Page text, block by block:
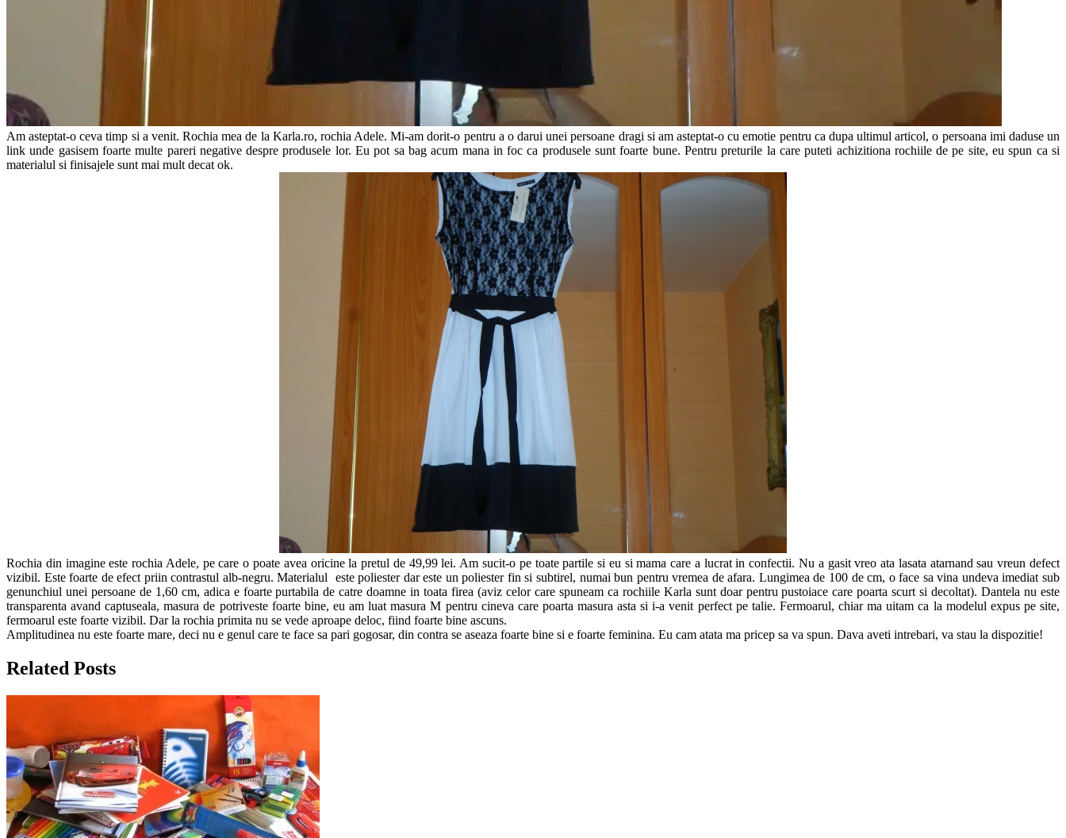
Am asteptat-o ceva timp si a venit. Rochia mea de la Karla.ro, rochia Adele. Mi-am dorit-o pentru a o darui unei persoane dragi si am asteptat-o cu emotie pentru ca dupa ultimul articol, o persoana imi daduse un
link unde gasisem foarte multe pareri negative despre produsele lor. Eu pot sa bag acum mana in foc ca produsele sunt foarte bune. Pentru preturile la care puteti achizitiona rochiile de pe site, eu spun ca si
materialul si finisajele sunt mai mult decat ok.
Rochia din imagine este rochia Adele, pe care o poate avea oricine la pretul de 49,99 lei. Am sucit-o pe toate partile si eu si mama care a lucrat in confectii. Nu a gasit vreo ata lasata atarnand sau vreun defect
vizibil. Este foarte de efect priin contrastul alb-negru. Materialul este poliester dar este un poliester fin si subtirel, numai bun pentru vremea de afara. Lungimea de 100 de cm, o face sa vina undeva imediat sub
genunchiul unei persoane de 1,60 cm, adica e foarte purtabila de catre doamne in toata firea (aviz celor care spuneam ca rochiile Karla sunt doar pentru pustoiace care poarta scurt si decoltat). Dantela nu este
transparenta avand captuseala, masura de potriveste foarte bine, eu am luat masura M pentru cineva care poarta masura asta si i-a venit perfect pe talie. Fermoarul, chiar ma uitam ca la modelul expus pe site,
fermoarul este foarte vizibil. Dar la rochia primita nu se vede aproape deloc, fiind foarte bine ascuns.
Amplitudinea nu este foarte mare, deci nu e genul care te face sa pari gogosar, din contra se aseaza foarte bine si e foarte feminina. Eu cam atata ma pricep sa va spun. Dava aveti intrebari, va stau la dispozitie!
Related Posts